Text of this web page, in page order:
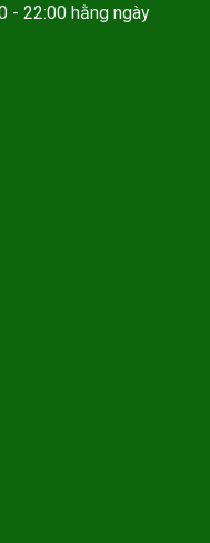
- 22:00 hằng ngày